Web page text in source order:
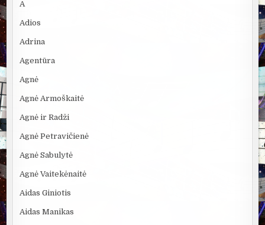
A
Adios
Adrina
Agentūra
Agnė
Agnė Armoškaitė
Agnė ir Radži
Agnė Petravičienė
Agnė Sabulytė
Agnė Vaitekėnaitė
Aidas Giniotis
Aidas Manikas